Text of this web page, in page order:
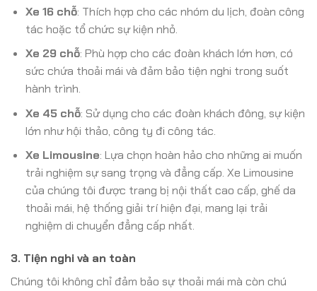
Xe 16 chỗ: Thích hợp cho các nhóm du lịch, đoàn công
tác hoặc tổ chức sự kiện nhỏ.
Xe 29 chỗ: Phù hợp cho các đoàn khách lớn hơn, có
sức chứa thoải mái và đảm bảo tiện nghi trong suốt
hành trình.
Xe 45 chỗ: Sử dụng cho các đoàn khách đông, sự kiện
lớn như hội thảo, công ty đi công tác.
Xe Limousine: Lựa chọn hoàn hảo cho những ai muốn
trải nghiệm sự sang trọng và đẳng cấp. Xe Limousine
của chúng tôi được trang bị nội thất cao cấp, ghế da
thoải mái, hệ thống giải trí hiện đại, mang lại trải
nghiệm di chuyển đẳng cấp nhất.
3. Tiện nghi và an toàn
Chúng tôi không chỉ đảm bảo sự thoải mái mà còn chú